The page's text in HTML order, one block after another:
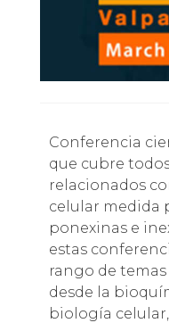
Conferencia científica internacional
que cubre
relacionados
celular medida
ponexinas e
estas
rango de
desde la
biología